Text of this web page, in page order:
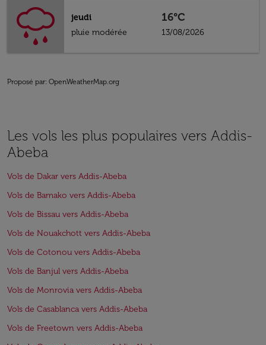
jeudi
pluie modérée
16°C
13/08/2026
Proposé par: OpenWeatherMap.org
Les vols les plus populaires vers Addis-
Abeba
Vols de Dakar vers Addis-Abeba
Vols de Bamako vers Addis-Abeba
Vols de Bissau vers Addis-Abeba
Vols de Nouakchott vers Addis-Abeba
Vols de Cotonou vers Addis-Abeba
Vols de Banjul vers Addis-Abeba
Vols de Monrovia vers Addis-Abeba
Vols de Casablanca vers Addis-Abeba
Vols de Freetown vers Addis-Abeba